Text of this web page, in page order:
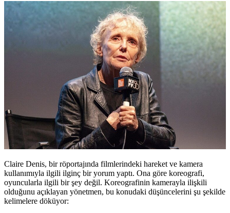
Claire Denis, bir röportajında filmlerindeki hareket ve kamera
kullanımıyla ilgili ilginç bir yorum yaptı. Ona göre koreografi,
oyuncularla ilgili bir şey değil. Koreografinin kamerayla ilişkili
olduğunu açıklayan yönetmen, bu konudaki düşüncelerini şu şekilde
kelimelere döküyor: